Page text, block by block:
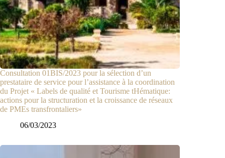
Consultation 01BIS/2023 pour la sélection d’un
prestataire de service pour l’assistance à la coordination
du Projet « Labels de qualité et Tourisme tHématique:
actions pour la structuration et la croissance de réseaux
de PMEs transfrontaliers»
06/03/2023